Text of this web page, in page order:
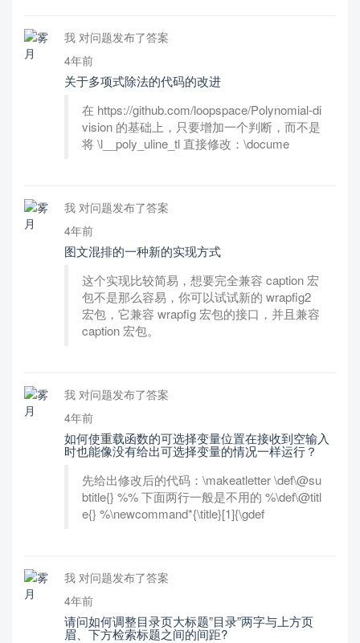
我 对问题发布了答案
4年前
关于多项式除法的代码的改进
在 https://github.com/loopspace/Polynomial-di
vision 的基础上，只要增加一个判断，而不是
将 \l__poly_uline_tl 直接修改：\docume
我 对问题发布了答案
4年前
图文混排的一种新的实现方式
这个实现比较简易，想要完全兼容 caption 宏
包不是那么容易，你可以试试新的 wrapfig2
宏包，它兼容 wrapfig 宏包的接口，并且兼容
caption 宏包。
我 对问题发布了答案
4年前
如何使重载函数的可选择变量位置在接收到空输入
时也能像没有给出可选择变量的情况一样运行？
先给出修改后的代码：\makeatletter \def\@su
btitle{} %% 下面两行一般是不用的 %\def\@titl
e{} %\newcommand*{\title}[1]{\gdef
我 对问题发布了答案
4年前
请问如何调整目录页大标题”目录”两字与上方页
眉、下方检索标题之间的间距?